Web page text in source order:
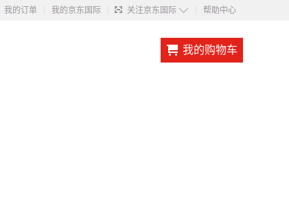
我的订单 我的京东国际 关注京东国际 ◇ 帮助中心
我的购物车